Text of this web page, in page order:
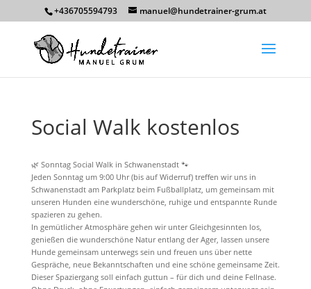
+436705594793 manuel@hundetrainer-grum.at
Social Walk kostenlos
🌿 Sonntag Social Walk in Schwanenstadt 🐾
Jeden Sonntag um 9:00 Uhr (bis auf Widerruf) treffen wir uns in
Schwanenstadt am Parkplatz beim Fußballplatz, um gemeinsam mit
unseren Hunden eine wunderschöne, ruhige und entspannte Runde
spazieren zu gehen.
In gemütlicher Atmosphäre gehen wir unter Gleichgesinnten los,
genießen die wunderschöne Natur entlang der Ager, lassen unsere
Hunde gemeinsam unterwegs sein und freuen uns über nette
Gespräche, neue Bekanntschaften und eine schöne gemeinsame Zeit.
Dieser Spaziergang soll einfach guttun – für dich und deine Fellnase.